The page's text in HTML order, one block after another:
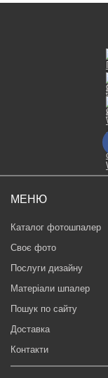
МЕНЮ
Каталог фотошпалер
Своє фото
Послуги дизайну
Матеріали шпалер
Пошук по сайту
Доставка
Контакти